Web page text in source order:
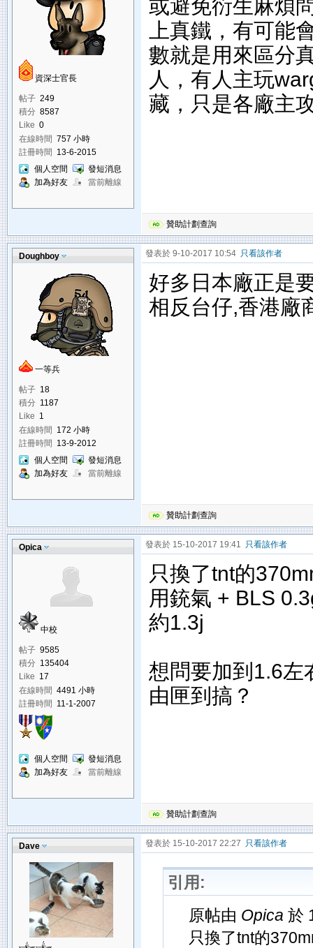
資深士官長
帖子 249
積分 8587
Like 0
在線時間 757 小時
註冊時間 13-6-2015
個人空間
發短消息
加為好友
當前離線
或避免衍生麻煩
上真鐵，有可能
數就是用來區分
人，有人主玩
藏，只是各廠主
贊助計劃查詢
Doughboy
一等兵
帖子 18
積分 1187
Like 1
在線時間 172 小時
註冊時間 13-9-2012
個人空間
發短消息
加為好友
當前離線
發表於 9-10-2017 10:54 只看該作者
好多日本廠正是
相反台仔,香港廠
贊助計劃查詢
Opica
中校
帖子 9585
積分 135404
Like 17
在線時間 4491 小時
註冊時間 11-1-2007
個人空間
發短消息
加為好友
當前離線
發表於 15-10-2017 19:41 只看該作者
只換了tnt的
用銃氣 + BLS
約1.3j
想問要加到1.6左
由匣到搞？
贊助計劃查詢
Dave 發表於 15-10-2017 22:27 只看該作者
引用:
原帖由 Opica 於
只換了tnt的